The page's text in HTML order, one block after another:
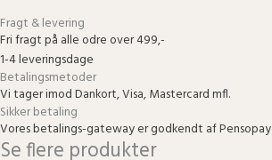
Fragt & levering
Fri fragt på alle odre over 499,-
1-4 leveringsdage
Betalingsmetoder
Vi tager imod Dankort, Visa, Mastercard mfl.
Sikker betaling
Vores betalings-gateway er godkendt af Pensopay
Se flere produkter